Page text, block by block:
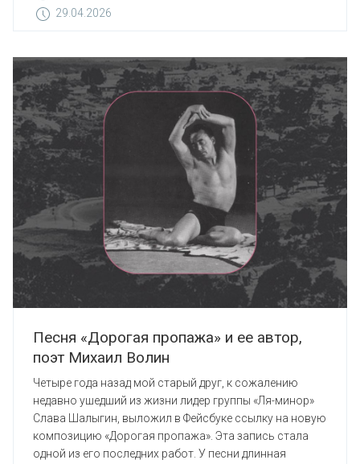
29.04.2026
Песня «Дорогая пропажа» и ее автор,
поэт Михаил Волин
Четыре года назад мой старый друг, к сожалению
недавно ушедший из жизни лидер группы «Ля-минор»
Слава Шалыгин, выложил в Фейсбуке ссылку на новую
композицию «Дорогая пропажа». Эта запись стала
одной из его последних работ. У песни длинная